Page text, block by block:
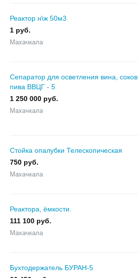
Реактор н\ж 50м3
1 руб.
Махачкала
Сепаратор для осветления вина, соков,
пива ВВЦГ - 5
1 250 000 руб.
Махачкала
Стойка опалубки Телескопическая
750 руб.
Махачкала
Реактора, ёмкости.
111 100 руб.
Махачкала
Бухтодержатель БУРАН-5